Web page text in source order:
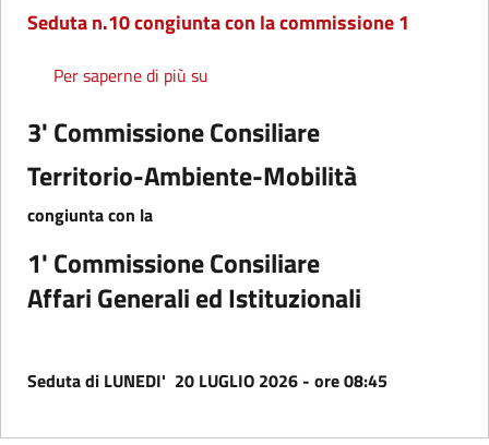
Seduta n.10 congiunta con la commissione 1
Per saperne di più su
3' Commissione Consiliare
Territorio-Ambiente-Mobilità
congiunta con la
1' Commissione Consiliare
Affari Generali ed Istituzionali
Seduta di LUNEDI' 20 LUGLIO 2026 - ore 08:45